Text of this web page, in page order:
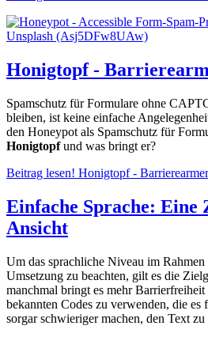
Honigtopf -
Spamschutz für Formulare ohne
bleiben, ist keine einfache
den Honeypot als Spamschutz für
Honigtopfund was bringt er?
Beitrag lesen! Honigtopf -
Einfache Sprache: Eine
Ansicht
Um das sprachliche Niveau im
Umsetzung zu beachten, gilt es die
manchmal bringt es mehr
bekannten Codes zu verwenden, die es
sorgar schwieriger machen, den Text zu